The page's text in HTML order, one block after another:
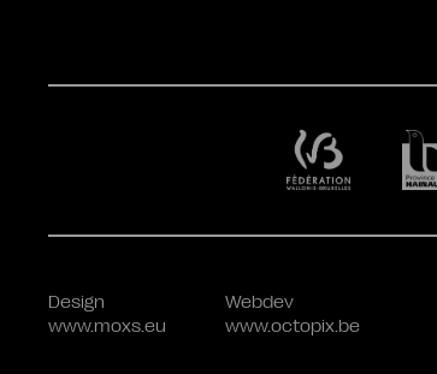
Design
www.moxs.eu
Webdev
www.octopix.be